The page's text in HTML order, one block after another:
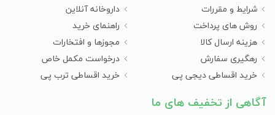
شرایط و مقررات
روش های پرداخت
هزینه ارسال کالا
رهگیری سفارش
خرید اقساطی دیجی پی
داروخانه آنلاین
راهنمای خرید
مجوزها و افتخارات
درخواست مکمل خاص
خرید اقساطی ترب پی
آگاهی از تخفیف های ما